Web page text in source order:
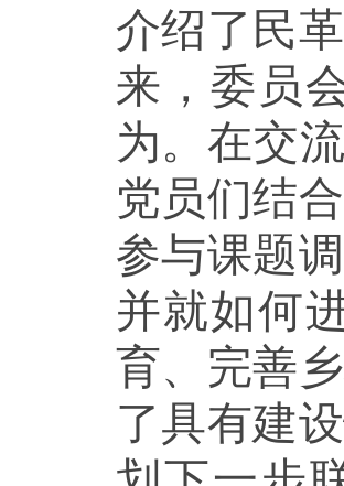
介绍了民
来，委员
为。在交
党员们结
参与课题
并就如何
育、完善
了具有建